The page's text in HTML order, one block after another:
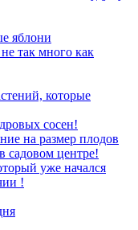
яблони
так много как
которые
сосен!
на размер плодов
садовом центре!
уже начался
!